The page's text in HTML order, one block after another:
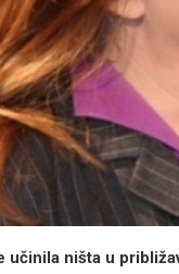
učinila ništa u